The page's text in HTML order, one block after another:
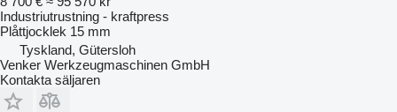
Industriutrustning - kraftpress
Plåttjocklek 15 mm
Tyskland, Gütersloh
Venker Werkzeugmaschinen GmbH
Kontakta säljaren